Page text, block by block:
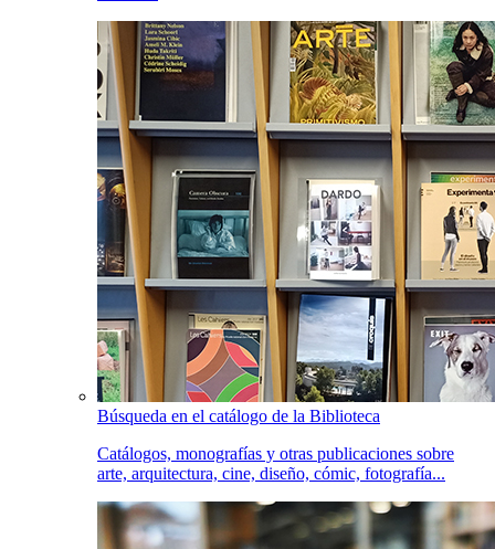
Búsqueda en el catálogo de la Biblioteca
Catálogos, monografías y otras publicaciones sobre
arte, arquitectura, cine, diseño, cómic, fotografía...